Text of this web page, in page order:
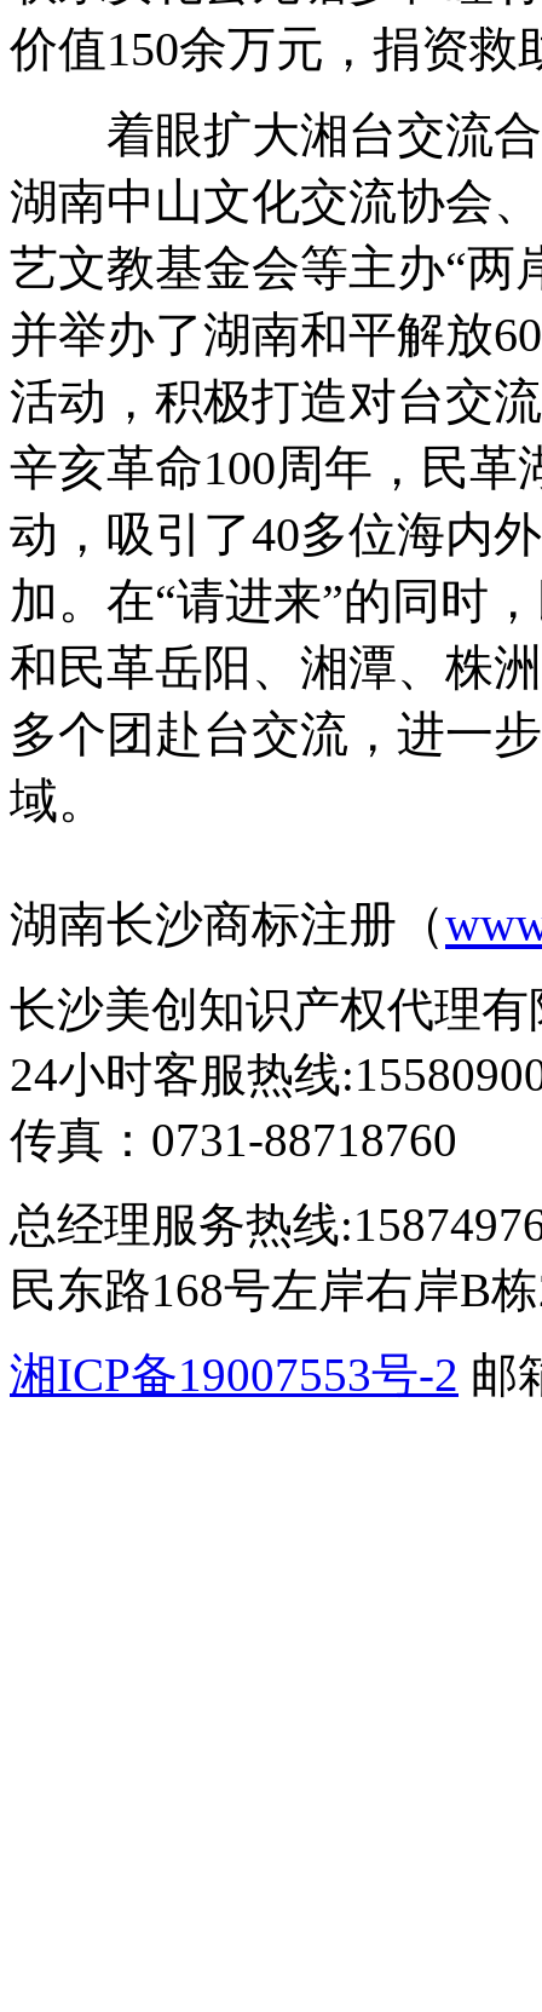
价值150余万元，捐资救
着眼扩大湘台交流合
湖南中山文化交流协会
艺文教基金会等主办“两
并举办了湖南和平解放
活动，积极打造对台交
辛亥革命100周年，民
动，吸引了40多位海内
加。在“请进来”的同时
和民革岳阳、湘潭、株
多个团赴台交流，进一
域。
湖南长沙商标注册（
长沙美创知识产权代理
24小时客服热线
传真：0731-88718760
总经理服务热线
民东路168号左岸右岸B
湘ICP备19007553号-2 邮